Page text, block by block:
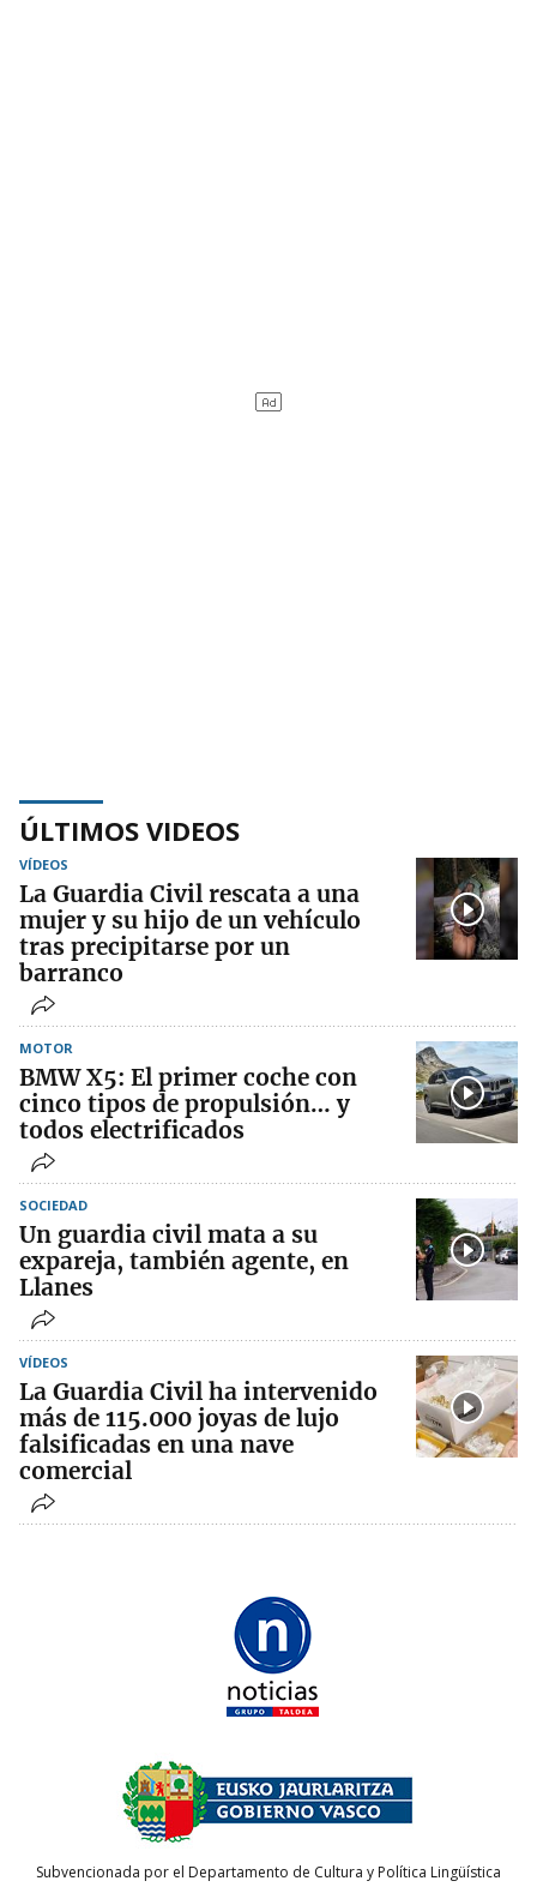
ÚLTIMOS VIDEOS
VÍDEOS
La Guardia Civil rescata a una
mujer y su hijo de un vehículo
tras precipitarse por un
barranco
MOTOR
BMW X5: El primer coche con
cinco tipos de propulsión… y
todos electrificados
SOCIEDAD
Un guardia civil mata a su
expareja, también agente, en
Llanes
VÍDEOS
La Guardia Civil ha intervenido
más de 115.000 joyas de lujo
falsificadas en una nave
comercial
Subvencionada por el Departamento de Cultura y Política Lingüística